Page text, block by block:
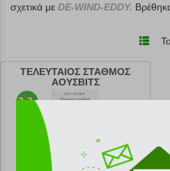
σχετικά με DE-WIND-EDDY.
ΤΕΛΕΥΤΑΙΟΣ ΣΤΑΘΜΟΣ
ΑΟΥΣΒΙΤΣ
κωδ. 108171664